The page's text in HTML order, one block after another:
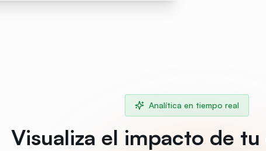
Analítica en tiempo real
Visualiza el impacto de